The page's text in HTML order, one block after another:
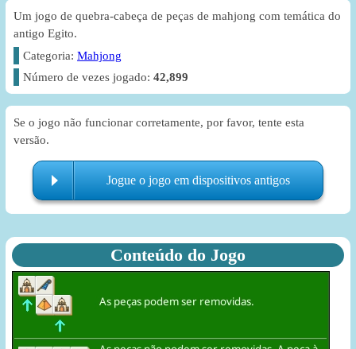
Um jogo de quebra-cabeça de peças de mahjong com temática do
antigo Egito.
Categoria:Mahjong
Número de vezes jogado:42,899
Se o jogo não funcionar corretamente, por favor, tente esta
versão.
Jogue o jogo em dispositivos antigos
Conteúdo do Jogo